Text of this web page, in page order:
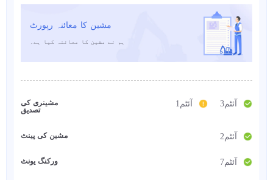
مشین کا معائنہ رپورٹ
ہم نے مشین کا معائنہ کیا ہے۔
مشینری کی
تصدیق
3آئٹم 1آئٹم
مشین کی پینٹ 2آئٹم
ورکنگ یونٹ 7آئٹم